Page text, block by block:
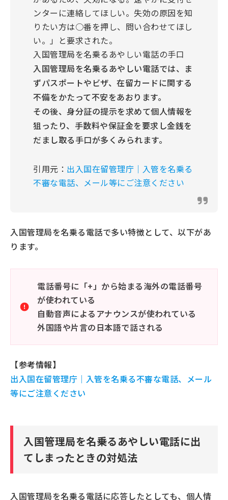
ンターに連絡してほしい。失効の原因を知
りたい方は○番を押し、問い合わせてほし
い。」と要求された。
入国管理局を名乗るあやしい電話の手口
入国管理局を名乗るあやしい電話では、ま
ずパスポートやビザ、在留カードに関する
不備をかたって不安をあおります。
その後、身分証の提示を求めて個人情報を
狙ったり、手数料や保証金を要求し金銭を
だまし取る手口が多くみられます。
引用元： 出入国在留管理庁｜入管を名乗る
不審な電話、メール等にご注意ください
入国管理局を名乗る電話で多い特徴として、以下があ
ります。
電話番号に「+」から始まる海外の電話番号
が使われている
自動音声によるアナウンスが使われている
外国語や片言の日本語で話される
【参考情報】
出入国在留管理庁｜入管を名乗る不審な電話、メール
等にご注意ください
入国管理局を名乗るあやしい電話に出
てしまったときの対処法
入国管理局を名乗る電話に応答したとしても、個人情